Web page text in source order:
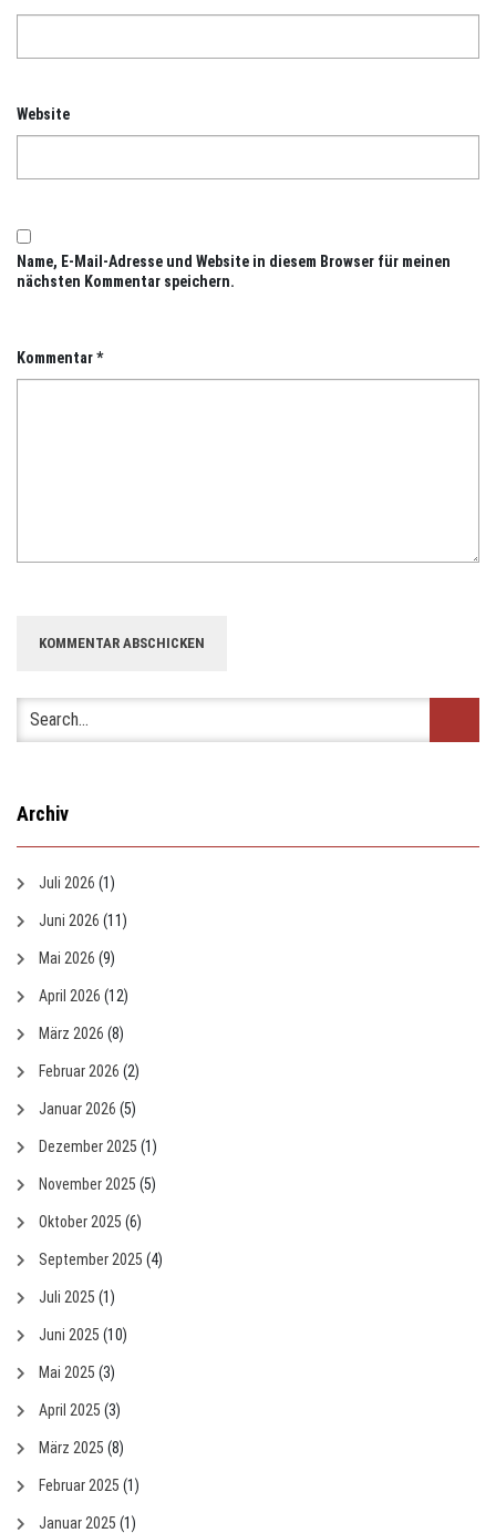
Website
Name, E-Mail-Adresse und Website in diesem Browser für meinen
nächsten Kommentar speichern.
Kommentar*
Archiv
Juli 2026 (1)
Juni 2026 (11)
Mai 2026 (9)
April 2026 (12)
März 2026 (8)
Februar 2026 (2)
Januar 2026 (5)
Dezember 2025 (1)
November 2025 (5)
Oktober 2025 (6)
September 2025 (4)
Juli 2025 (1)
Juni 2025 (10)
Mai 2025 (3)
April 2025 (3)
März 2025 (8)
Februar 2025 (1)
Januar 2025 (1)